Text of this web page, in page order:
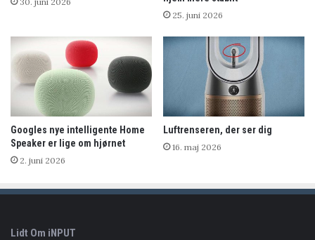
25. juni 2026
Googles nye intelligente Home
Speaker er lige om hjørnet
2. juni 2026
Luftrenseren, der ser dig
16. maj 2026
Lidt Om iNPUT